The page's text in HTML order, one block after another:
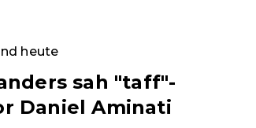
heute
sah "taff"-
Daniel Aminati